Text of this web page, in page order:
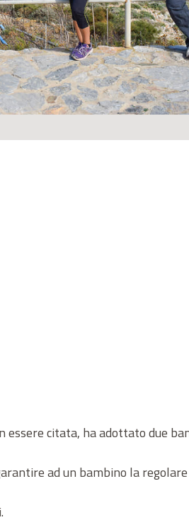
essere citata, ha adottato due
ad un bambino la